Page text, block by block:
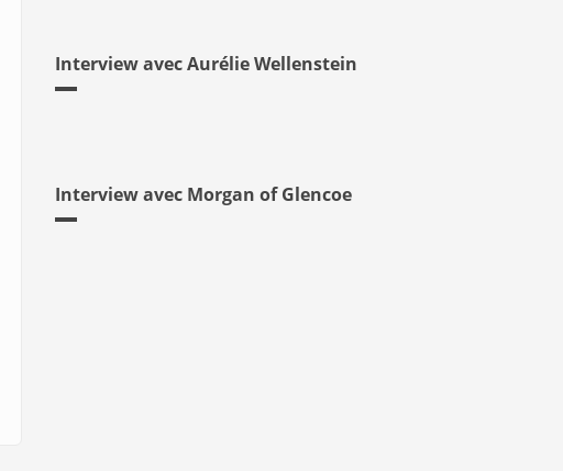
Interview avec Aurélie Wellenstein
Interview avec Morgan of Glencoe